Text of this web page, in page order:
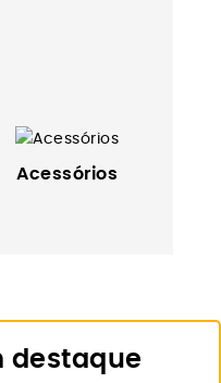
Acessórios
destaque